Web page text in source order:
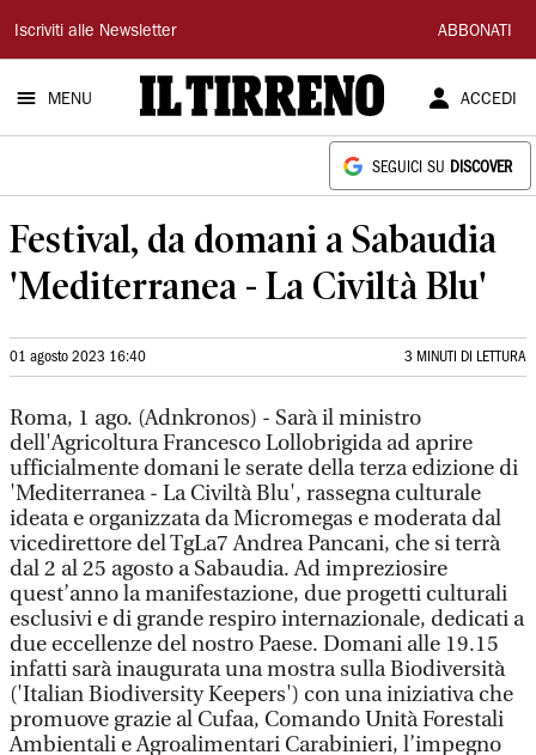
Il
Tirreno
Iscriviti alle Newsletter ABBONATI
MENU ACCEDI
SEGUICI SU DISCOVER
Festival, da domani a Sabaudia
'Mediterranea - La Civiltà Blu'
01 agosto 2023 16:40 3 MINUTI DI LETTURA
Roma, 1 ago. (Adnkronos) - Sarà il ministro
dell'Agricoltura Francesco Lollobrigida ad aprire
ufficialmente domani le serate della terza edizione di
'Mediterranea - La Civiltà Blu', rassegna culturale
ideata e organizzata da Micromegas e moderata dal
vicedirettore del TgLa7 Andrea Pancani, che si terrà
dal 2 al 25 agosto a Sabaudia. Ad impreziosire
quest’anno la manifestazione, due progetti culturali
esclusivi e di grande respiro internazionale, dedicati a
due eccellenze del nostro Paese. Domani alle 19.15
infatti sarà inaugurata una mostra sulla Biodiversità
('Italian Biodiversity Keepers') con una iniziativa che
promuove grazie al Cufaa, Comando Unità Forestali
Ambientali e Agroalimentari Carabinieri, l’impegno